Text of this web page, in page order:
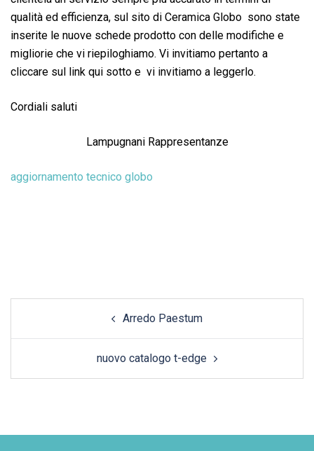
qualità ed efficienza, sul sito di Ceramica Globo sono state
inserite le nuove schede prodotto con delle modifiche e
migliorie che vi riepiloghiamo. Vi invitiamo pertanto a
cliccare sul link qui sotto e vi invitiamo a leggerlo.
Cordiali saluti
Lampugnani Rappresentanze
aggiornamento tecnico globo
Arredo Paestum
nuovo catalogo t-edge